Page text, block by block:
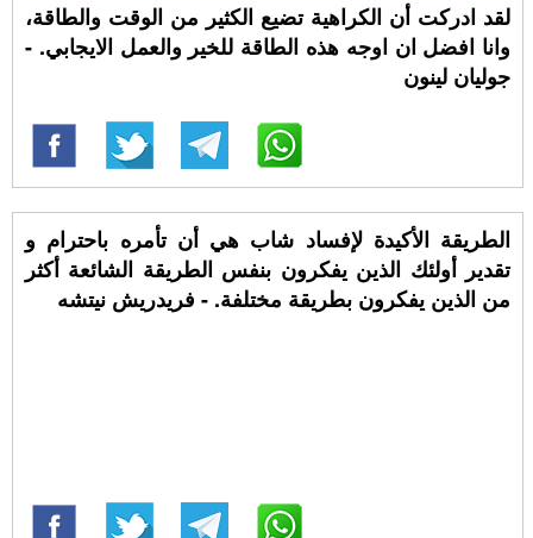
لقد ادركت أن الكراهية تضيع الكثير من الوقت والطاقة،
وانا افضل ان اوجه هذه الطاقة للخير والعمل الايجابي. -
جوليان لينون
الطريقة الأكيدة لإفساد شاب هي أن تأمره باحترام و
تقدير أولئك الذين يفكرون بنفس الطريقة الشائعة أكثر
من الذين يفكرون بطريقة مختلفة. - فريدريش نيتشه